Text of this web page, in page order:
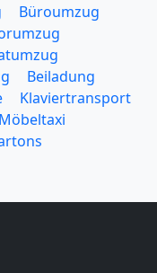
Büroumzug
Beiladung
Klaviertransport
Möbeltaxi